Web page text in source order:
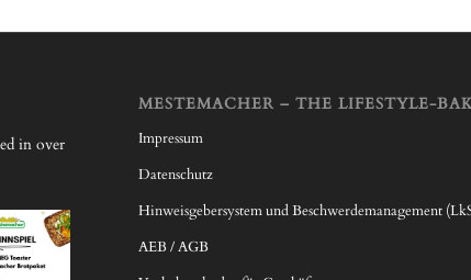
in over
MESTEMACHER – THE LIFESTYLE-
Impressum
Datenschutz
Hinweisgebersystem und Beschwerdemanagement
AEB / AGB